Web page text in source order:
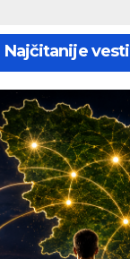
Najčitanije vesti